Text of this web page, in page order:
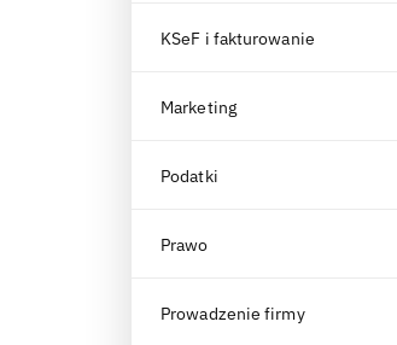
KSeF i fakturowanie
Marketing
Podatki
Prawo
Prowadzenie firmy